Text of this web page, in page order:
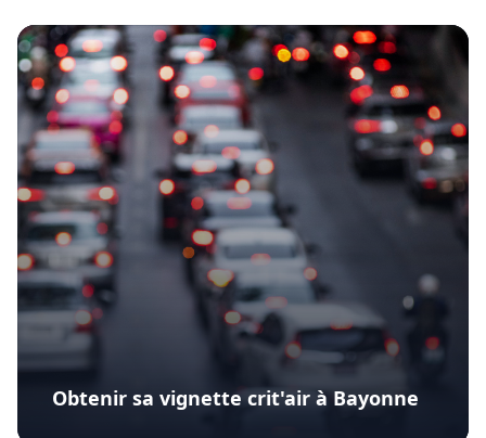
Obtenir sa vignette crit'air à Bayonne